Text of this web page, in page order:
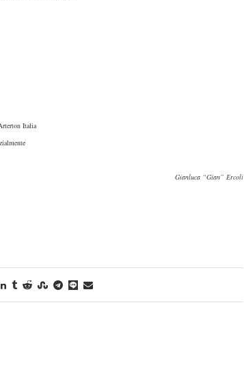
Italia
Gianluca “Gian” Ercoli